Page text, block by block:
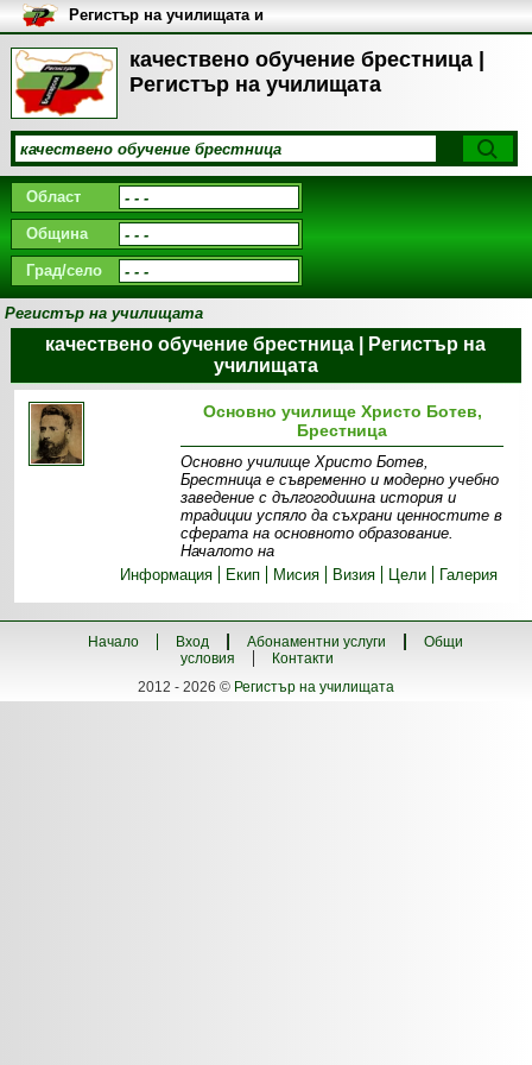
качествено обучение брестница |
Регистър на училищата
Регистър на училищата и
университетите в България
Област
Община
Град/село
Регистър на училищата
качествено обучение брестница | Регистър на
училищата
Основно училище Христо Ботев,
Брестница
Основно училище Христо Ботев,
Брестница е съвременно и модерно учебно
заведение с дългогодишна история и
традиции успяло да съхрани ценностите в
сферата на основното образование.
Началото на
Информация
Екип Мисия Визия Цели Галерия
Начало Вход Абонаментни услуги
Общи
условия
Контакти
2012 - 2026 © Регистър на училищата